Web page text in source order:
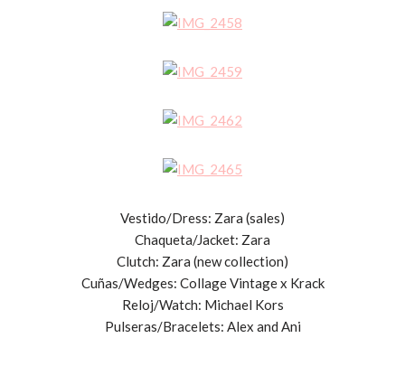
Vestido/Dress: Zara (sales)
Chaqueta/Jacket: Zara
Clutch: Zara (new collection)
Cuñas/Wedges: Collage Vintage x Krack
Reloj/Watch: Michael Kors
Pulseras/Bracelets: Alex and Ani